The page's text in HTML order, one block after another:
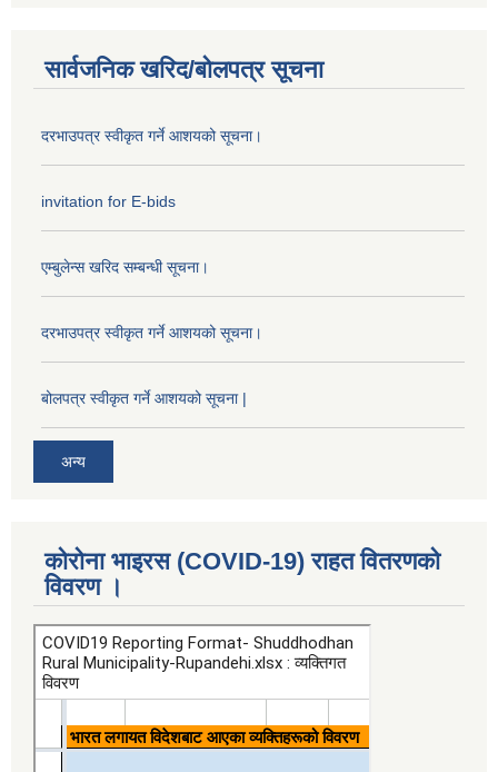
सार्वजनिक खरिद/बोलपत्र सूचना
दरभाउपत्र स्वीकृत गर्ने आशयको सूचना।
invitation for E-bids
एम्बुलेन्स खरिद सम्बन्धी सूचना।
दरभाउपत्र स्वीकृत गर्ने आशयको सूचना।
बोलपत्र स्वीकृत गर्ने आशयको सूचना |
अन्य
कोरोना भाइरस (COVID-19) राहत वितरणको
विवरण ।